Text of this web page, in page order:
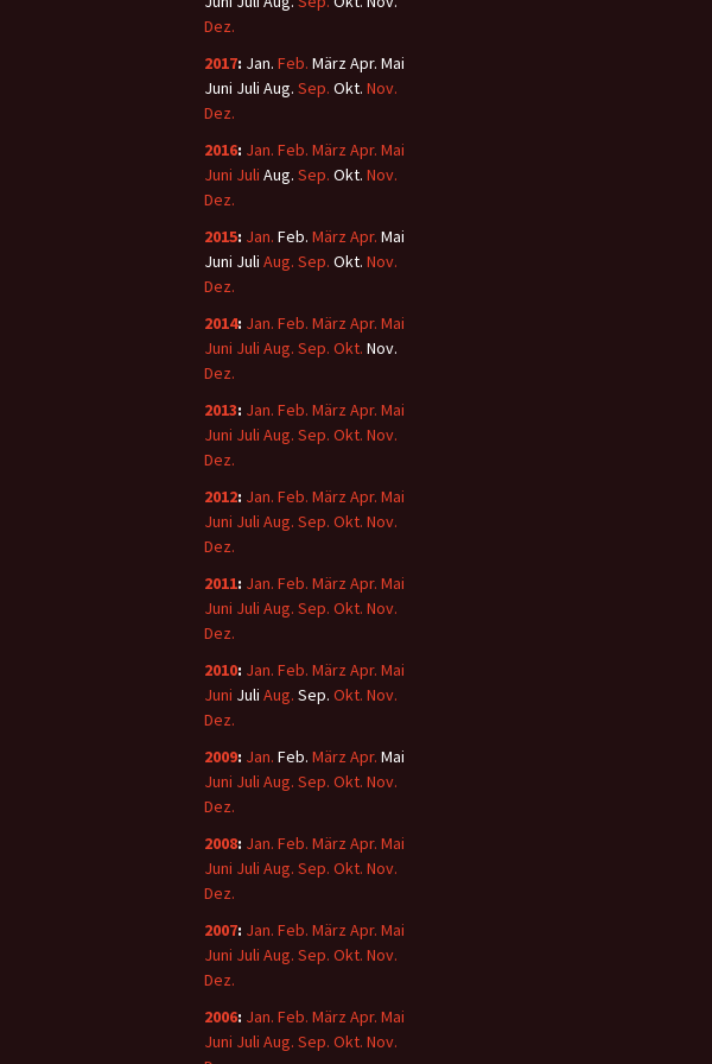
Dez.
2017: Jan. Feb. MärzApr. Mai
Juni Juli Aug. Sep. Okt. Nov.
Dez.
2016: Jan. Feb. März Apr. Mai
Juni Juli Aug. Sep. Okt. Nov.
Dez.
2015: Jan. Feb. März Apr. Mai
Juni Juli Aug. Sep. Okt. Nov.
Dez.
2014: Jan. Feb. März Apr. Mai
Juni Juli Aug. Sep. Okt. Nov.
Dez.
2013: Jan. Feb. März Apr. Mai
Juni Juli Aug. Sep. Okt. Nov.
Dez.
2012: Jan. Feb. März Apr. Mai
Juni Juli Aug. Sep. Okt. Nov.
Dez.
2011: Jan. Feb. März Apr. Mai
Juni Juli Aug. Sep. Okt. Nov.
Dez.
2010: Jan. Feb. März Apr. Mai
Juni Juli Aug. Sep. Okt. Nov.
Dez.
2009: Jan. Feb. März Apr. Mai
Juni Juli Aug. Sep. Okt. Nov.
Dez.
2008: Jan. Feb. März Apr. Mai
Juni Juli Aug. Sep. Okt. Nov.
Dez.
2007: Jan. Feb. März Apr. Mai
Juni Juli Aug. Sep. Okt. Nov.
Dez.
2006: Jan. Feb. März Apr. Mai
Juni Juli Aug. Sep. Okt. Nov.